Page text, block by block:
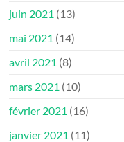
juin 2021 (13)
mai 2021 (14)
avril 2021 (8)
mars 2021 (10)
février 2021 (16)
janvier 2021 (11)